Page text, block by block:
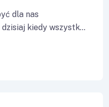
dla nas
kiedy wszystko
się da. Wiele